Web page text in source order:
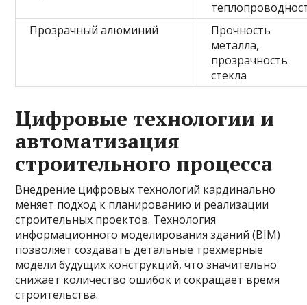
Прозрачный алюминий
Прочность
металла,
прозрачность
стекла
Цифровые технологии и
автоматизация
строительного процесса
Внедрение цифровых технологий кардинально
меняет подход к планированию и реализации
строительных проектов. Технология
информационного моделирования зданий (BIM)
позволяет создавать детальные трехмерные
модели будущих конструкций, что значительно
снижает количество ошибок и сокращает время
строительства.